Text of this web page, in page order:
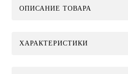
ОПИСАНИЕ ТОВАРА
ХАРАКТЕРИСТИКИ